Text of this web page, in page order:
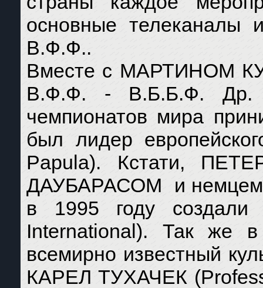
основные телеканалы
В.Ф.Ф..
Вместе с МАРТИНОМ
В.Ф.Ф. - В.Б.Б.Ф. Др.
чемпионатов мира
был лидер
Papula). Кстати,
ДАУБАРАСОМ и
в 1995 году
International). Так же в
всемирно известный
КАРЕЛ ТУХАЧЕК